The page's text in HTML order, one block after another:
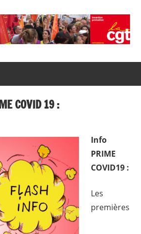
CGT
insertion
probation
COVID 19 :
Info
PRIME
COVID19 :
Les
premières